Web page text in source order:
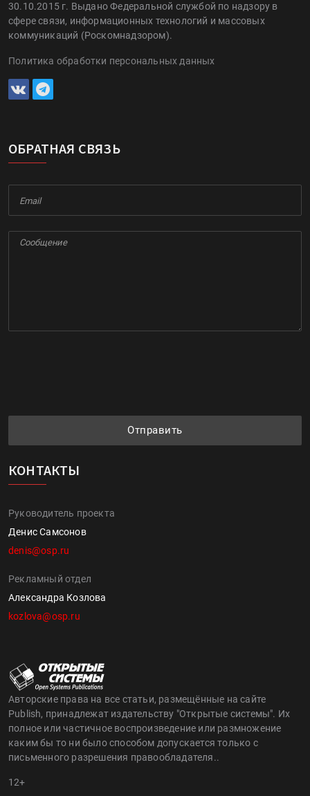
30.10.2015 г. Выдано Федеральной службой по надзору в
сфере связи, информационных технологий и массовых
коммуникаций (Роскомнадзором).
Политика обработки персональных данных
ОБРАТНАЯ СВЯЗЬ
Отправить
КОНТАКТЫ
Руководитель проекта
Денис Самсонов
denis@osp.ru
Рекламный отдел
Александра Козлова
kozlova@osp.ru
Авторские права на все статьи, размещённые на сайте
Publish, принадлежат издательству "Открытые системы". Их
полное или частичное воспроизведение или размножение
каким бы то ни было способом допускается только с
письменного разрешения правообладателя..
12+